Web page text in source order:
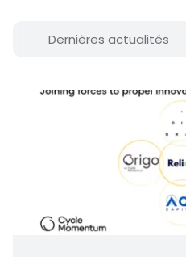
Dernières actualités